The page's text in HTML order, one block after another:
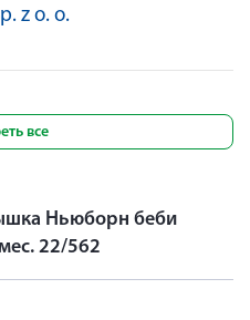
z o. o.
все
Ньюборн беби
22/562